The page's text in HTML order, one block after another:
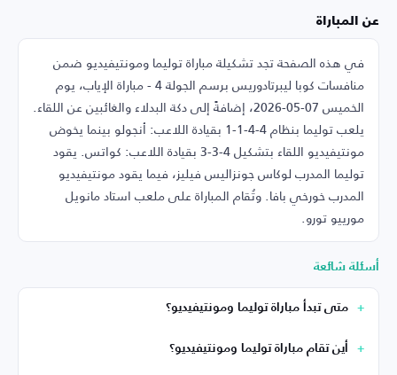
عن المباراة
في هذه الصفحة تجد تشكيلة مباراة توليما ومونتيفيديو ضمن
منافسات كوبا ليبرتادوريس برسم الجولة 4 - مباراة الإياب، يوم
الخميس 07-05-2026، إضافةً إلى دكة البدلاء والغائبين عن اللقاء.
يلعب توليما بنظام 4-4-1-1 بقيادة اللاعب: أنجولو بينما يخوض
مونتيفيديو اللقاء بتشكيل 4-3-3 بقيادة اللاعب: كواتس. يقود
توليما المدرب لوكاس جونزاليس فيليز، فيما يقود مونتيفيديو
المدرب خورخي بافا. وتُقام المباراة على ملعب استاد مانويل
مورييو تورو.
أسئلة شائعة
متى تبدأ مباراة توليما ومونتيفيديو؟
أين تقام مباراة توليما ومونتيفيديو؟